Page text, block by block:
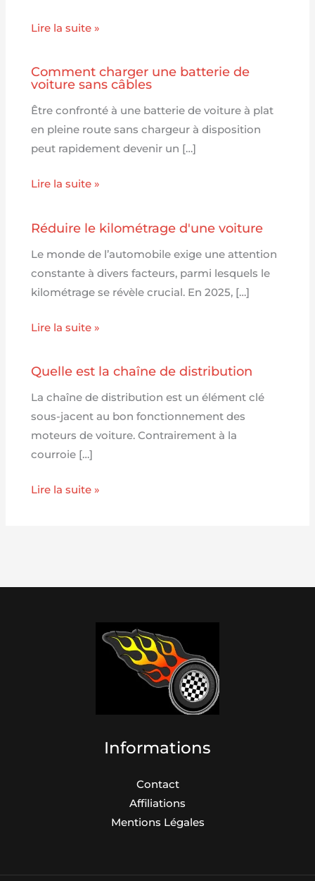
Lire la suite »
Comment charger une batterie de
voiture sans câbles
Être confronté à une batterie de voiture à plat
en pleine route sans chargeur à disposition
peut rapidement devenir un […]
Lire la suite »
Réduire le kilométrage d'une voiture
Le monde de l’automobile exige une attention
constante à divers facteurs, parmi lesquels le
kilométrage se révèle crucial. En 2025, […]
Lire la suite »
Quelle est la chaîne de distribution
La chaîne de distribution est un élément clé
sous-jacent au bon fonctionnement des
moteurs de voiture. Contrairement à la
courroie […]
Lire la suite »
Informations
Contact
Affiliations
Mentions Légales